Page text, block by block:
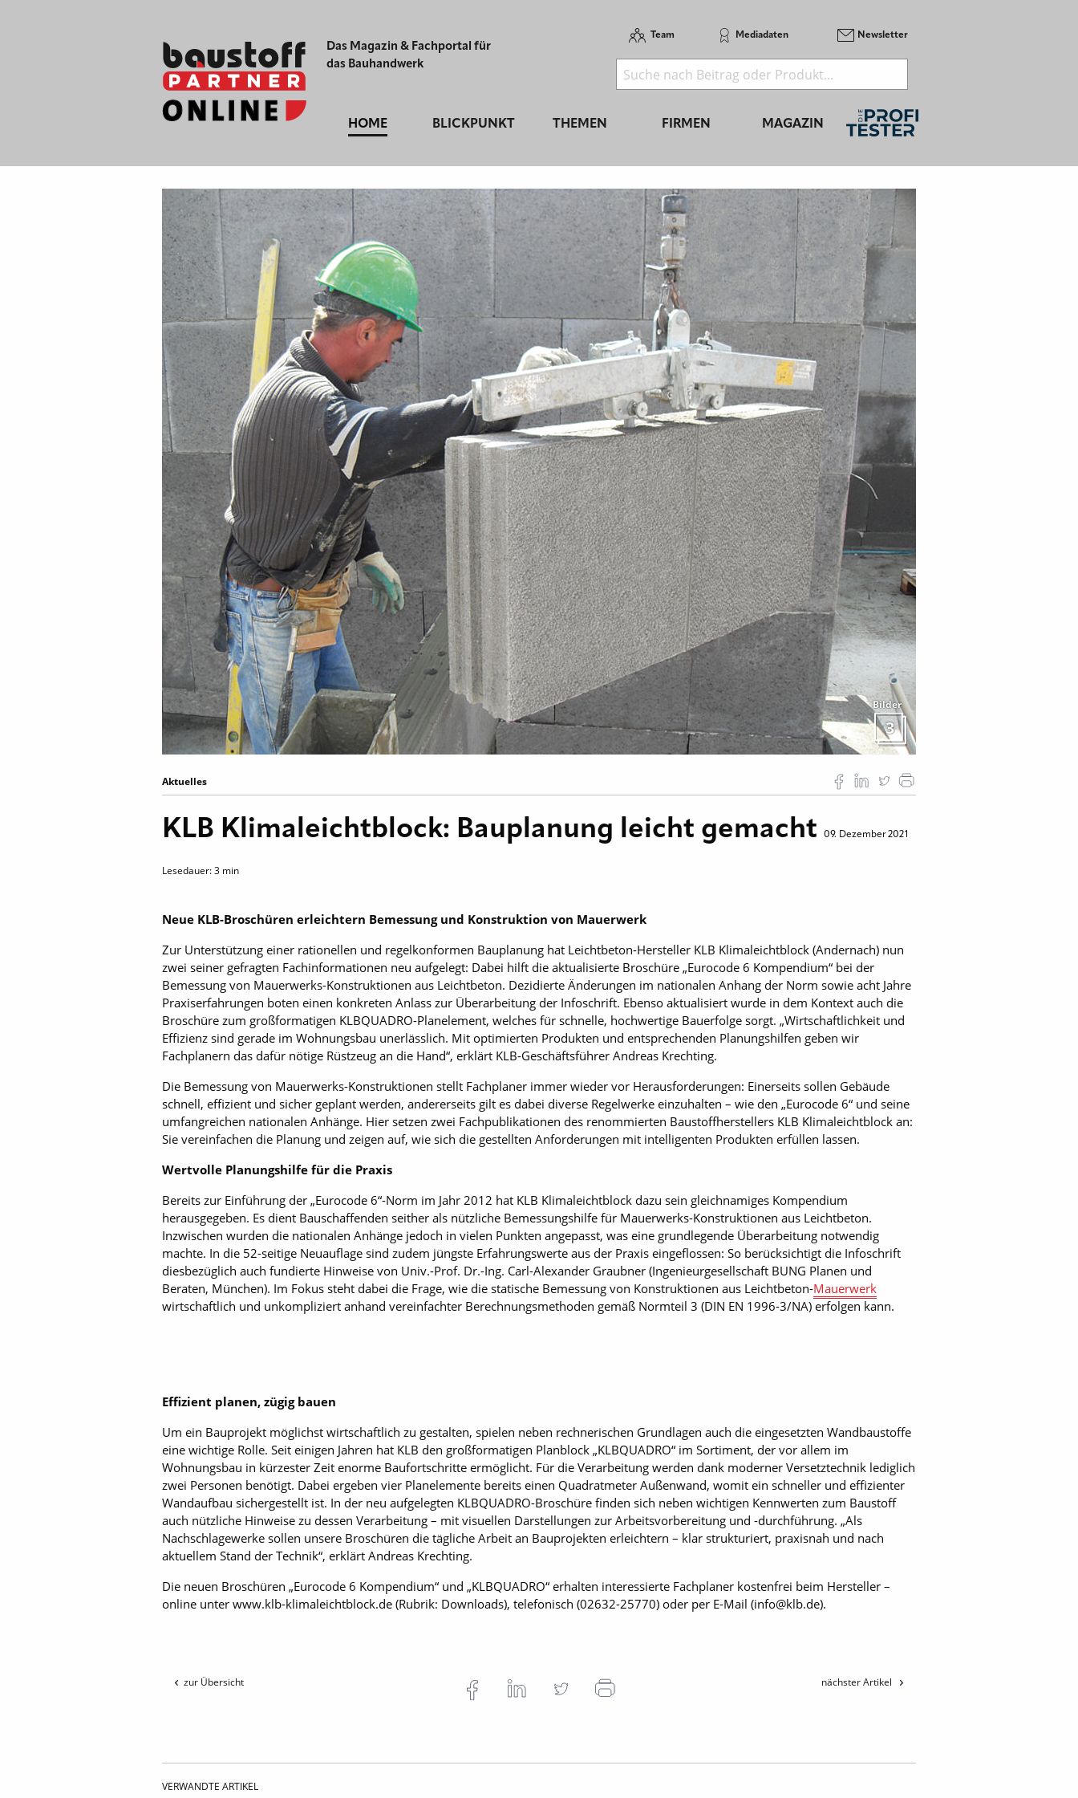
Das Magazin & Fachportal für
das Bauhandwerk
Team Mediadaten Newsletter
HOME BLICKPUNKT THEMEN FIRMEN MAGAZIN
Bilder
3
Aktuelles
KLB Klimaleichtblock: Bauplanung leicht gemacht 09. Dezember 2021
Lesedauer:3 min
Neue KLB-Broschüren erleichtern Bemessung und Konstruktion von Mauerwerk
Zur Unterstützung einer rationellen und regelkonformen Bauplanung hat Leichtbeton-Hersteller KLB Klimaleichtblock (Andernach) nun
zwei seiner gefragten Fachinformationen neu aufgelegt: Dabei hilft die aktualisierte Broschüre „Eurocode 6 Kompendium“ bei der
Bemessung von Mauerwerks-Konstruktionen aus Leichtbeton. Dezidierte Änderungen im nationalen Anhang der Norm sowie acht Jahre
Praxiserfahrungen boten einen konkreten Anlass zur Überarbeitung der Infoschrift. Ebenso aktualisiert wurde in dem Kontext auch die
Broschüre zum großformatigen KLBQUADRO-Planelement, welches für schnelle, hochwertige Bauerfolge sorgt. „Wirtschaftlichkeit und
Effizienz sind gerade im Wohnungsbau unerlässlich. Mit optimierten Produkten und entsprechenden Planungshilfen geben wir
Fachplanern das dafür nötige Rüstzeug an die Hand“, erklärt KLB-Geschäftsführer Andreas Krechting.
Die Bemessung von Mauerwerks-Konstruktionen stellt Fachplaner immer wieder vor Herausforderungen: Einerseits sollen Gebäude
schnell, effizient und sicher geplant werden, andererseits gilt es dabei diverse Regelwerke einzuhalten – wie den „Eurocode 6“ und seine
umfangreichen nationalen Anhänge. Hier setzen zwei Fachpublikationen des renommierten Baustoffherstellers KLB Klimaleichtblock an:
Sie vereinfachen die Planung und zeigen auf, wie sich die gestellten Anforderungen mit intelligenten Produkten erfüllen lassen.
Wertvolle Planungshilfe für die Praxis
Bereits zur Einführung der „Eurocode 6“-Norm im Jahr 2012 hat KLB Klimaleichtblock dazu sein gleichnamiges Kompendium
herausgegeben. Es dient Bauschaffenden seither als nützliche Bemessungshilfe für Mauerwerks-Konstruktionen aus Leichtbeton.
Inzwischen wurden die nationalen Anhänge jedoch in vielen Punkten angepasst, was eine grundlegende Überarbeitung notwendig
machte. In die 52-seitige Neuauflage sind zudem jüngste Erfahrungswerte aus der Praxis eingeflossen: So berücksichtigt die Infoschrift
diesbezüglich auch fundierte Hinweise von Univ.-Prof. Dr.-Ing. Carl-Alexander Graubner (Ingenieurgesellschaft BUNG Planen und
Beraten, München). Im Fokus steht dabei die Frage, wie die statische Bemessung von Konstruktionen aus Leichtbeton-Mauerwerk
wirtschaftlich und unkompliziert anhand vereinfachter Berechnungsmethoden gemäß Normteil 3 (DIN EN 1996-3/NA) erfolgen kann.
Effizient planen, zügig bauen
Um ein Bauprojekt möglichst wirtschaftlich zu gestalten, spielen neben rechnerischen Grundlagen auch die eingesetzten Wandbaustoffe
eine wichtige Rolle. Seit einigen Jahren hat KLB den großformatigen Planblock „KLBQUADRO“ im Sortiment, der vor allem im
Wohnungsbau in kürzester Zeit enorme Baufortschritte ermöglicht. Für die Verarbeitung werden dank moderner Versetztechnik lediglich
zwei Personen benötigt. Dabei ergeben vier Planelemente bereits einen Quadratmeter Außenwand, womit ein schneller und effizienter
Wandaufbau sichergestellt ist. In der neu aufgelegten KLBQUADRO-Broschüre finden sich neben wichtigen Kennwerten zum Baustoff
auch nützliche Hinweise zu dessen Verarbeitung – mit visuellen Darstellungen zur Arbeitsvorbereitung und -durchführung. „Als
Nachschlagewerke sollen unsere Broschüren die tägliche Arbeit an Bauprojekten erleichtern – klar strukturiert, praxisnah und nach
aktuellem Stand der Technik“, erklärt Andreas Krechting.
Die neuen Broschüren „Eurocode 6 Kompendium“ und „KLBQUADRO“ erhalten interessierte Fachplaner kostenfrei beim Hersteller –
online unter www.klb-klimaleichtblock.de (Rubrik: Downloads), telefonisch (02632-25770) oder per E-Mail (info@klb.de).
zur Übersicht nächster Artikel
VERWANDTE ARTIKEL